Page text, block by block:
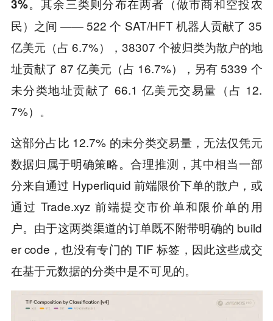
3%。
民）之间 —— 522 个 SAT/HFT 机器人贡献了 35
亿美元（占 6.7%），38307 个被归类为散户的地
址贡献了 87 亿美元（占 16.7%），另有 5339 个
未分类地址贡献了 66.1 亿美元交易量（占 12.
7%）。
这部分占比 12.7% 的未分类交易量，无法仅凭元
数据归属于明确策略。合理推测，其中相当一部
分来自通过 Hyperliquid 前端限价下单的散户，或
通过 Trade.xyz 前端提交市价单和限价单的用
户。由于这两类渠道的订单既不附带明确的 build
er code，也没有专门的 TIF 标签，因此这些成交
在基于元数据的分类中是不可见的。